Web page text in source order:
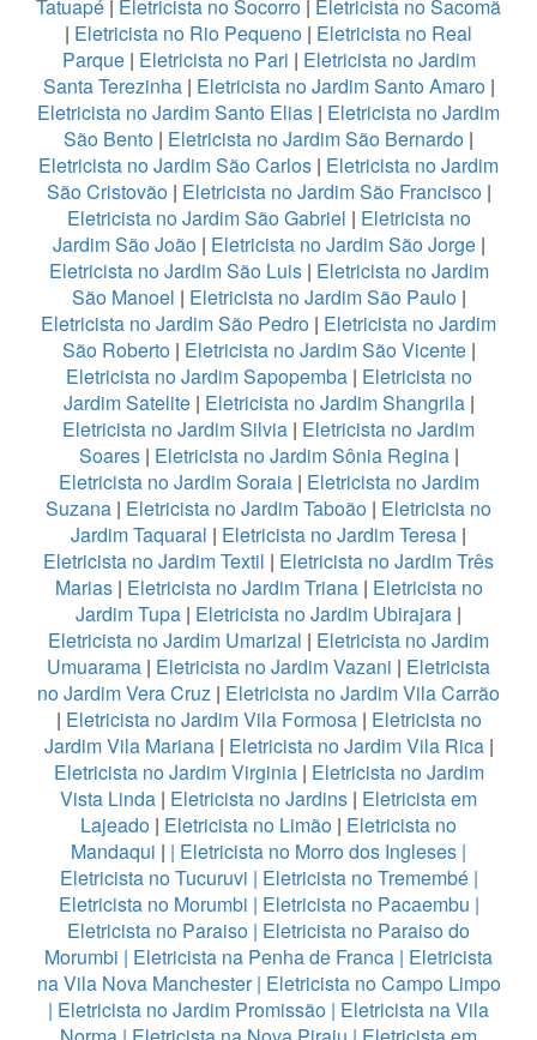
Tatuapé | Eletricista no Socorro | Eletricista no Sacomã
| Eletricista no Rio Pequeno | Eletricista no Real
Parque| Eletricista no Pari | Eletricista no Jardim
Santa Terezinha| Eletricista no Jardim Santo Amaro|
Eletricista no Jardim Santo Elias | Eletricista no Jardim
São Bento | Eletricista no Jardim São Bernardo |
Eletricista no Jardim São Carlos | Eletricista no Jardim
São Cristovão| Eletricista no Jardim São Francisco|
Eletricista no Jardim São Gabriel | Eletricista no
Jardim São João| Eletricista no Jardim São Jorge|
Eletricista no Jardim São Luis| Eletricista no Jardim
São Manoel | Eletricista no Jardim São Paulo|
Eletricista no Jardim São Pedro | Eletricista no Jardim
São Roberto| Eletricista no Jardim São Vicente|
Eletricista no Jardim Sapopemba| Eletricista no
Jardim Satelite| Eletricista no Jardim Shangrila|
Eletricista no Jardim Silvia | Eletricista no Jardim
Soares| Eletricista no Jardim Sônia Regina|
Eletricista no Jardim Soraia| Eletricista no Jardim
Suzana | Eletricista no Jardim Taboão | Eletricista no
Jardim Taquaral | Eletricista no Jardim Teresa |
Eletricista no Jardim Textil | Eletricista no Jardim Três
Marias| Eletricista no Jardim Triana| Eletricista no
Jardim Tupa | Eletricista no Jardim Ubirajara |
Eletricista no Jardim Umarizal | Eletricista no Jardim
Umuarama | Eletricista no Jardim Vazani | Eletricista
no Jardim Vera Cruz | Eletricista no Jardim Vila Carrão
| Eletricista no Jardim Vila Formosa| Eletricista no
Jardim Vila Mariana| Eletricista no Jardim Vila Rica|
Eletricista no Jardim Virginia| Eletricista no Jardim
Vista Linda | Eletricista no Jardins | Eletricista em
Lajeado | Eletricista no Limão | Eletricista no
Mandaqui | | Eletricista no Morro dos Ingleses |
Eletricista no Tucuruvi | Eletricista no Tremembé|
Eletricista no Morumbi | Eletricista no Pacaembu |
Eletricista no Paraiso | Eletricista no Paraiso do
Morumbi | Eletricista na Penha de Franca | Eletricista
na Vila Nova Manchester| Eletricista no Campo Limpo
| Eletricista no Jardim Promissão | Eletricista na Vila